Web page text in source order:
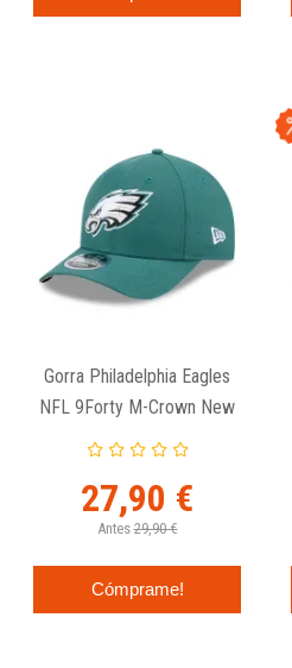
Gorra Philadelphia Eagles
NFL 9Forty M-Crown New
Era
27,90 €
Antes 29,90 €
Cómprame!